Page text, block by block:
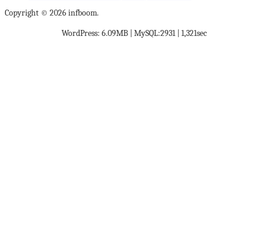
Copyright © 2026 infboom.
WordPress: 6.09MB | MySQL:2931 | 1,321sec